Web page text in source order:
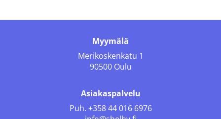
Myymälä
Merikoskenkatu 1
90500 Oulu
Asiakaspalvelu
Puh. +358 44 016 6976